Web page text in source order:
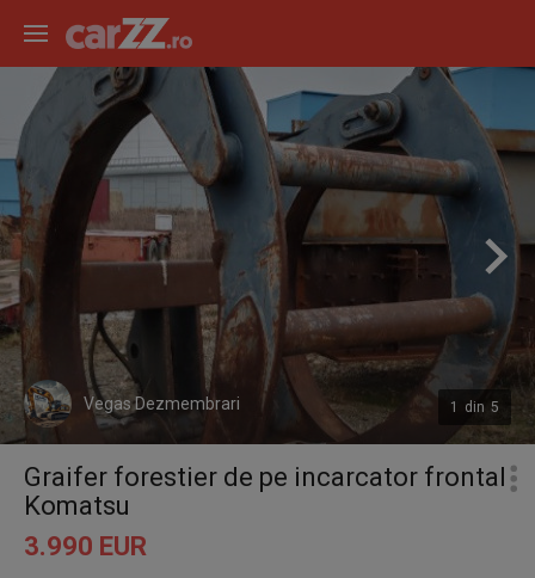
1 din 5
Vegas Dezmembrari
Graifer forestier de pe incarcator frontal
Komatsu
3.990 EUR